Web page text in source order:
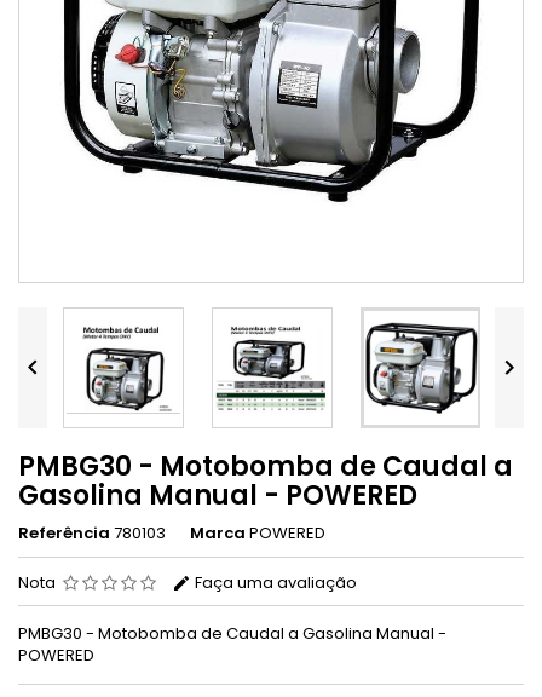
 
PMBG30 - Motobomba de Caudal a
Gasolina Manual - POWERED
Referência 780103 Marca POWERED
Nota Faça uma avaliação
PMBG30 - Motobomba de Caudal a Gasolina Manual -
POWERED